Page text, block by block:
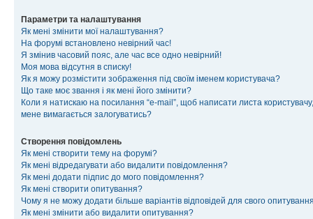
Параметри та налаштування
Як мені змінити мої налаштування?
На форумі встановлено невірний час!
Я змінив часовий пояс, але час все одно невірний!
Моя мова відсутня в списку!
Як я можу розмістити зображення під своїм іменем користувача?
Що таке моє звання і як мені його змінити?
Коли я натискаю на посилання “e-mail”, щоб написати листа користувачу,
мене вимагається залогуватись?
Створення повідомлень
Як мені створити тему на форумі?
Як мені відредагувати або видалити повідомлення?
Як мені додати підпис до мого повідомлення?
Як мені створити опитування?
Чому я не можу додати більше варіантів відповідей для свого
Як мені змінити або видалити опитування?